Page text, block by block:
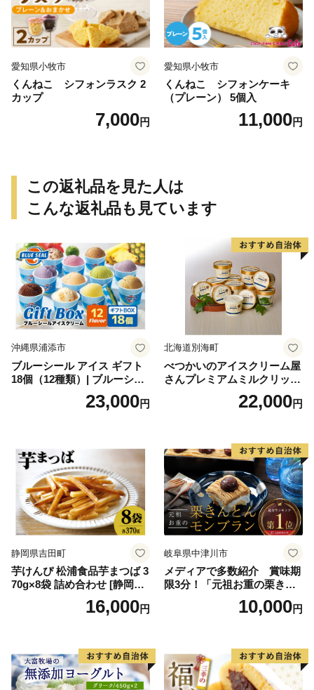
愛知県小牧市
くんねこ シフォンラスク 2
カップ
7,000円
愛知県小牧市
くんねこ シフォンケーキ
（プレーン） 5個入
11,000円
この返礼品を見た人は
こんな返礼品も見ています
沖縄県浦添市
ブルーシール アイス ギフト
18個（12種類）| ブルーシー
ルアイス ブルーシールアイ
スクリーム 着日指定可能 送
誕生日 カップ 詰め合わせ バ
ラエティ | バニラ チョコレー
ト ストロベリー ピスタチオ
バニラ＆クッキー ウベ 沖縄
紅イモ 塩ちんすこう 沖縄シ
ークヮーサー 沖縄黒糖 琉球
ロイヤルミルクティ 沖縄パ
イン
23,000円
北海道別海町
べつかいのアイスクリーム屋
さんプレミアムミルクリッチ
12個（AP-01）（ 北海道アイ
ス 北海道産アイス アイス ア
道産アイス 道産アイスクリ
ーム ギフト 詰合せ 詰め合わ
せ ふるさと納税 ）
22,000円
静岡県吉田町
芋けんぴ 松浦食品芋まつば 3
70g×8袋 詰め合わせ [静岡伊
勢丹(松浦食品) 静岡県 吉田町
22424274] 芋ケンピ セット
16,000円
岐阜県中津川市
メディアで多数紹介 賞味期
限3分！「元祖お重の栗きん
とんモンブラン」 【未来の
ご褒美】スイーツ 栗 モンブ
子 菓子 F4N-2298
10,000円